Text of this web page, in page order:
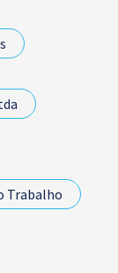
Trabalho